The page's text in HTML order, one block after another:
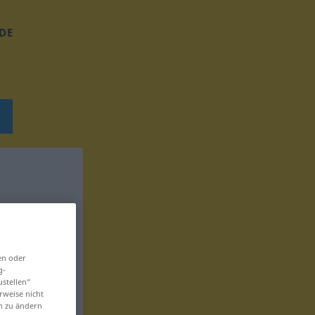
DE
oder
nicht
zu ändern